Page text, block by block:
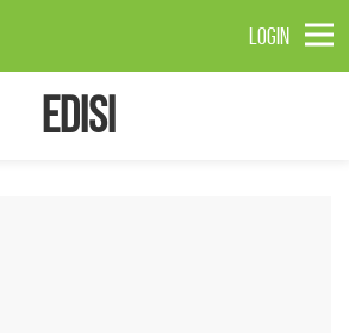
LOGIN
Edisi